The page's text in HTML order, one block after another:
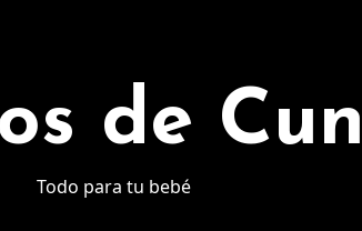
de
Todo para tu bebé